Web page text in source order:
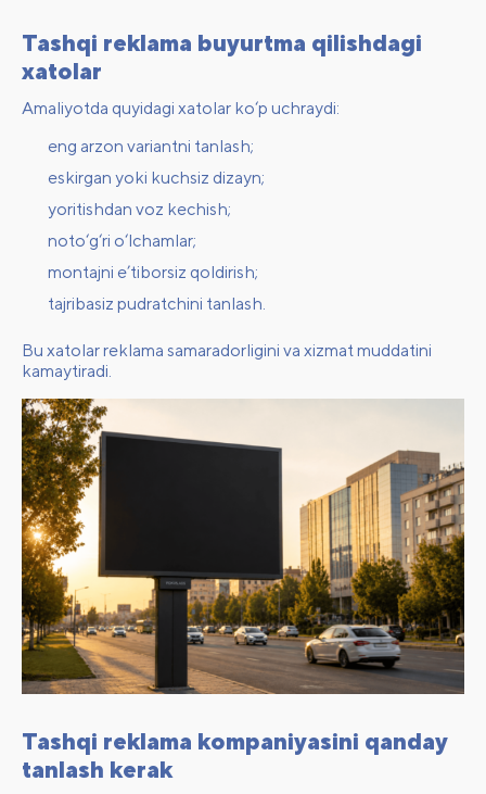
Tashqi reklama buyurtma qilishdagi
xatolar
Amaliyotda quyidagi xatolar ko‘p uchraydi:
eng arzon variantni tanlash;
eskirgan yoki kuchsiz dizayn;
yoritishdan voz kechish;
noto‘g‘ri o‘lchamlar;
montajni e’tiborsiz qoldirish;
tajribasiz pudratchini tanlash.
Bu xatolar reklama samaradorligini va xizmat muddatini
kamaytiradi.
Tashqi reklama kompaniyasini qanday
tanlash kerak